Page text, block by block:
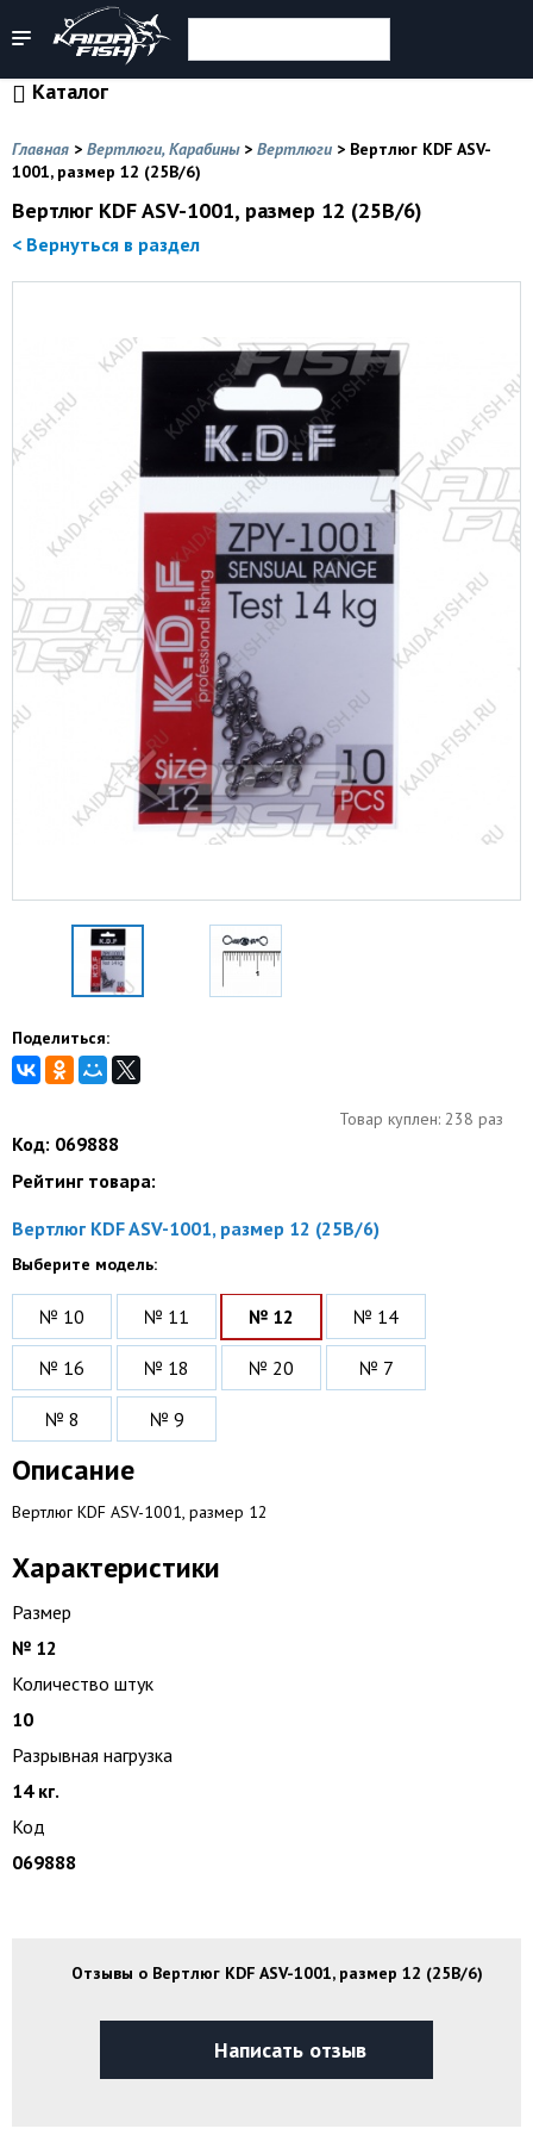
Каталог
Главная > Вертлюги, Карабины> Вертлюги > Вертлюг KDF ASV-
1001, размер 12 (25B/6)
Вертлюг KDF ASV-1001, размер 12 (25B/6)
< Вернуться в раздел
Поделиться:
Товар куплен: 238 раз
Код: 069888
Рейтинг товара:
Вертлюг KDF ASV-1001, размер 12 (25B/6)
Выберите модель:
№ 10 № 11 № 12 № 14
№ 16 № 18 № 20 № 7
№ 8 № 9
Описание
Вертлюг KDF ASV-1001, размер 12
Характеристики
Размер
№ 12
Количество штук
10
Разрывная нагрузка
14 кг.
Код
069888
Отзывы о Вертлюг KDF ASV-1001, размер 12 (25B/6)
Написать отзыв